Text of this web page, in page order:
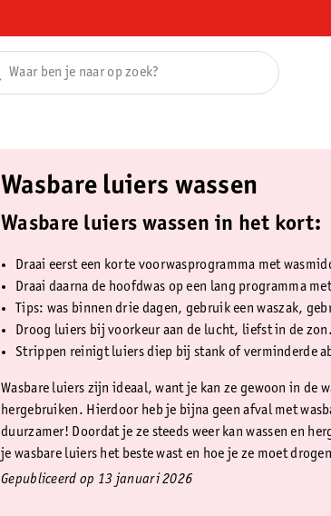
Wasbare luiers wassen
Wasbare luiers wassen in het kort:
Draai eerst een korte voorwasprogramma met
Draai daarna de hoofdwas op een lang programma
Tips: was binnen drie dagen, gebruik een waszak,
Droog luiers bij voorkeur aan de lucht, liefst in de zon.
Strippen reinigt luiers diep bij stank of verminderde
Wasbare luiers zijn ideaal, want je kan ze gewoon in de
hergebruiken. Hierdoor heb je bijna geen afval met
duurzamer! Doordat je ze steeds weer kan wassen en
je wasbare luiers het beste wast en hoe je ze moet
Gepubliceerd op 13 januari 2026